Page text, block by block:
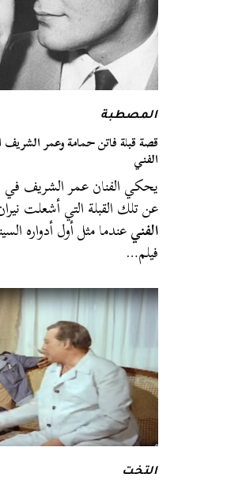
المصطبة
قصة قبلة فاتن حمامة وعمر
الفني
يحكي الفنان عمر الشريف في
عن تلك القبلة التي أشعلت
الفنيعندما مثل أول أدواره
فيلم…
التخت